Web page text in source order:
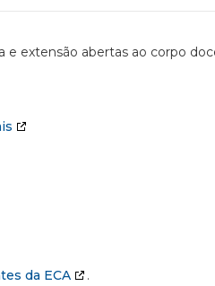
extensão abertas ao corpo
da ECA .